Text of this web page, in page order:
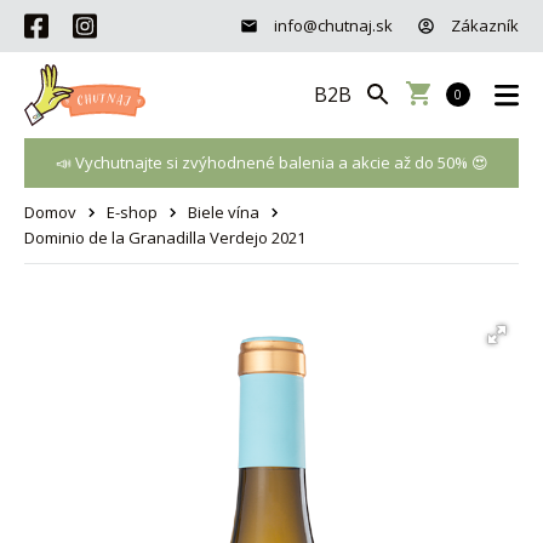
info@chutnaj.sk Zákazník
B2B 0
📣 Vychutnajte si zvýhodnené balenia a akcie až do 50% 😍
Domov E-shop
Biele vína
Dominio de la Granadilla Verdejo 2021